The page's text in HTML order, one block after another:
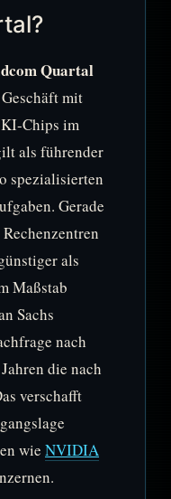
Quartal
mit
Chips im
als führender
spezialisierten
Gerade
als
Maßstab
Sachs
nach
die nach
verschafft
wie NVIDIA